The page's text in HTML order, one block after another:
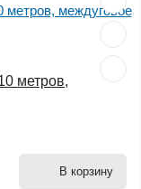
метров,
В корзину